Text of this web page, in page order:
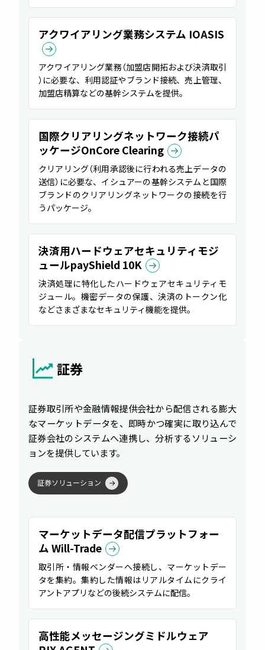
アクワイアリング業務システム IOASIS
アクワイアリング業務（加盟店開拓および決済取引
）に必要な、利用認証やブランド接続、売上管理、
加盟店精算などの基幹システムを提供。
国際クリアリングネットワーク接続パ
ッケージOnCore Clearing
クリアリング（利用承認後に行われる売上データの
送信）に必要な、イシュアーの基幹システムと国際
ブランドのクリアリングネットワークの接続を行
うパッケージ。
決済用ハードウェアセキュリティモジ
ュールpayShield 10K
決済処理に特化したハードウェアセキュリティモ
ジュール。機密データの保護、決済のトークン化
などさまざまなセキュリティ機能を提供。
証券
証券取引所や金融情報提供会社から配信される膨大
なマーケットデータを、即時かつ確実に取り込んで
証券会社のシステムへ連携し、分析するソリューシ
ョンを提供しています。
証券ソ リ ュ ーショ ン
マーケットデータ配信プラットフォー
ム Will-Trade
取引所・情報ベンダーへ接続し、マーケットデー
タを集約。集約した情報はリアルタイムにクライ
アントアプリなどの後続システムに配信。
高性能メッセージングミドルウェア